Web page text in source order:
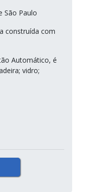
São Paulo
construída com
Automático, é
vidro;